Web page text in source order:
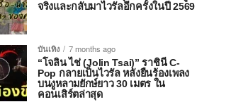
จริงและกลับมาไวรัลอีกครั้งในปี 2569
บันเทิง
7 months ago
“โจลิน ไช่ (Jolin Tsai)” ราชินี C-
Pop กลายเป็นไวรัล หลังยืนร้องเพลง
บนงูหลามยักษ์ยาว 30 เมตร ใน
คอนเสิร์ตล่าสุด